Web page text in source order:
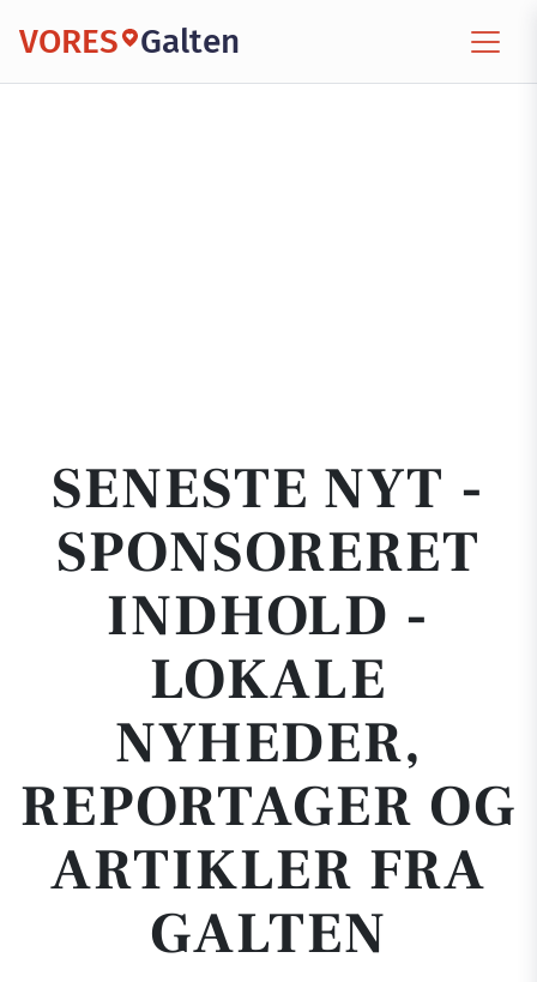
VORES Galten
SENESTE NYT -
SPONSORERET
INDHOLD -
LOKALE
NYHEDER,
REPORTAGER OG
ARTIKLER FRA
GALTEN